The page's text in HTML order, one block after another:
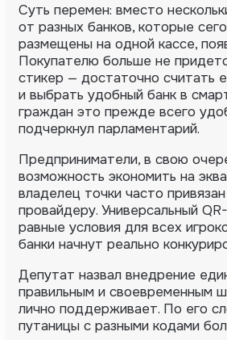
Суть перемен: вместо
от разных банков, которые
размещены на одной кассе,
Покупателю больше не
стикер — достаточно считать
и выбрать удобный банк в
граждан это прежде всего
подчеркнул парламентарий.
Предприниматели, в свою
возможность экономить на
владелец точки часто
провайдеру. Универсальный
равные условия для всех
банки начнут реально
Депутат назвал внедрение
правильным и своевременным
лично поддерживает. По его
путаницы с разными кодами